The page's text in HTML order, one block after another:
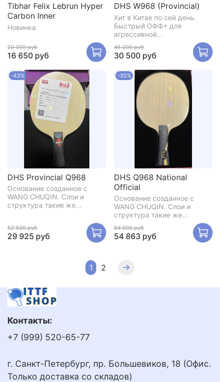
Tibhar Felix Lebrun Hyper
Carbon Inner
Новинка
20 000 руб
16 650 руб
DHS W968 (Provincial)
Хит в Китае по сей день.
Быстрый ОФФ+ для
агрессивной...
45 000 руб
30 500 руб
-43%
DHS Provincial Q968
Основание созданное с
WANG CHUQIN. Слои и
структура такие же...
52 500 руб
29 925 руб
-35%
DHS Q968 National
Official
Основание созданное с
WANG CHUQIN. Слои и
структура такие же...
84 000 руб
54 863 руб
1 2
Контакты:
+7 (999) 520-65-77
г. Санкт-Петербург, пр. Большевиков, 18 (Офис.
Только доставка со складов)